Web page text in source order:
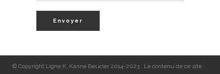
© Copyright Ligne K, Karine Beucler 2014-2023 : Le contenu de ce site